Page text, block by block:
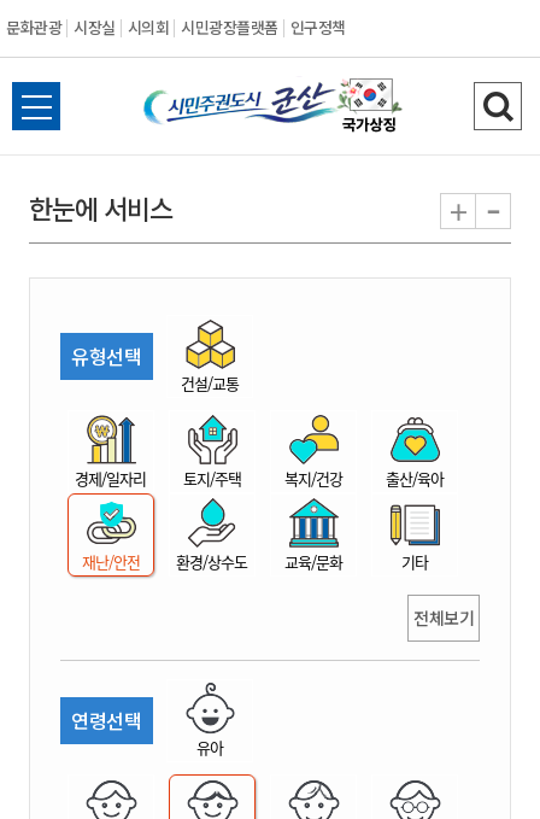
문화관광 시장실 시의회 시민광장플랫폼 인구정책
시
민
권
시
산
전
체
뉴
열
검
색
기
한눈에 서비스 + -
유형선택
건설/교통
경제/일자리 토지/주택 복지/건강 출산/육아
재난/안전 환경/상수도 교육/문화 기타
전체보기
연령선택
유아